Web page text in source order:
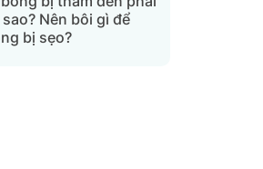
sao? Nên bôi gì để
bị sẹo?